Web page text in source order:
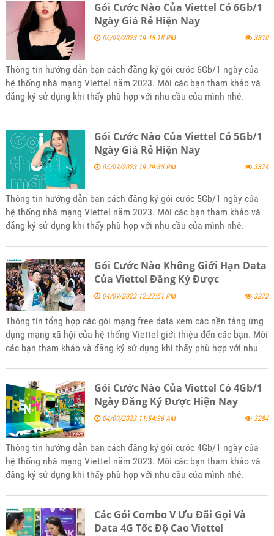
với nhu cầu của mình nhé.Gói Cước Nào Của Viettel Có 6Gb/1
Ngày Giá Rẻ Hiện Nay
05/09/2023 19:45:18 PM 3310
Thông tin hướng dẫn bạn cách đăng ký gói cước 6Gb/1 ngày của
hệ thống nhà mạng Viettel năm 2023. Mời các bạn tham khảo và
đăng ký sử dụng khi thấy phù hợp với nhu cầu của mình nhé.
Gói Cước Nào Của Viettel Có 5Gb/1
Ngày Giá Rẻ Hiện Nay
05/09/2023 19:29:35 PM 3374
Thông tin hướng dẫn bạn cách đăng ký gói cước 5Gb/1 ngày của
hệ thống nhà mạng Viettel năm 2023. Mời các bạn tham khảo và
đăng ký sử dụng khi thấy phù hợp với nhu cầu của mình nhé.
Gói Cước Nào Không Giới Hạn Data
Của Viettel Đăng Ký Được
04/09/2023 12:27:51 PM 3272
Thông tin tổng hợp các gói mạng free data xem các nền tảng ứng
dụng mạng xã hội của hệ thống Viettel giới thiệu đến các bạn. Mời
các bạn tham khảo và đăng ký sử dụng khi thấy phù hợp với nhu
Gói Cước Nào Của Viettel Có 4Gb/1
Ngày Đăng Ký Được Hiện Nay
04/09/2023 11:54:36 AM 3284
Thông tin hướng dẫn bạn cách đăng ký gói cước 4Gb/1 ngày của
hệ thống nhà mạng Viettel năm 2023. Mời các bạn tham khảo và
đăng ký sử dụng khi thấy phù hợp với nhu cầu của mình nhé.
Các Gói Combo V Ưu Đãi Gọi Và
Data 4G Tốc Độ Cao Viettel